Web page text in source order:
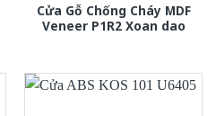
Cửa Gỗ Chống Cháy MDF
Veneer P1R2 Xoan dao